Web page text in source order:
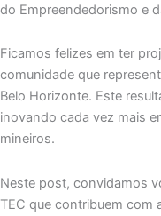
do Empreendedorismo e
Ficamos felizes em ter
comunidade que
Belo Horizonte. Este
inovando cada vez mais
mineiros.
Neste post, convidamos
TEC que contribuem com